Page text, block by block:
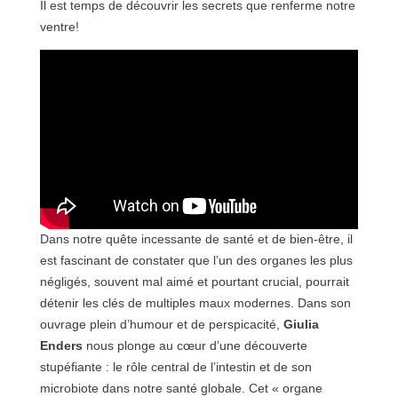
Il est temps de découvrir les secrets que renferme notre
ventre!
Dans notre quête incessante de santé et de bien-être, il
est fascinant de constater que l’un des organes les plus
négligés, souvent mal aimé et pourtant crucial, pourrait
détenir les clés de multiples maux modernes. Dans son
ouvrage plein d’humour et de perspicacité, Giulia
Enders nous plonge au cœur d’une découverte
stupéfiante : le rôle central de l’intestin et de son
microbiote dans notre santé globale. Cet « organe